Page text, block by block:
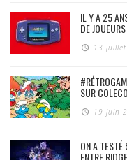
IL Y A 25
DE
13
SUR
19 juin
ON A TESTÉ
ENTRE